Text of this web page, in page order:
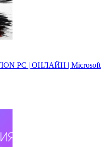
PC | ОНЛАЙН | Microsoft